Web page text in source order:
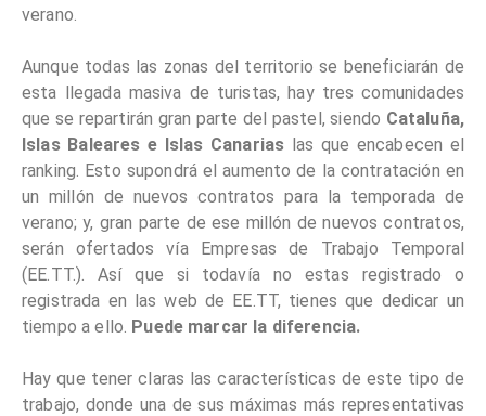
verano.
Aunque todas las zonas del territorio se beneficiarán de
esta llegada masiva de turistas, hay tres comunidades
que se repartirán gran parte del pastel, siendo Cataluña,
Islas Baleares e Islas Canarias las que encabecen el
ranking. Esto supondrá el aumento de la contratación en
un millón de nuevos contratos para la temporada de
verano; y, gran parte de ese millón de nuevos contratos,
serán ofertados vía Empresas de Trabajo Temporal
(EE.TT.). Así que si todavía no estas registrado o
registrada en las web de EE.TT, tienes que dedicar un
tiempo a ello. Puede marcar la diferencia.
Hay que tener claras las características de este tipo de
trabajo, donde una de sus máximas más representativas